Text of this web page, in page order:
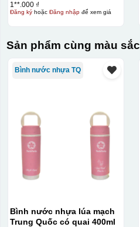
1**.000 ₫
Đăng kýhoặc Đăng nhậpđể xem giá
Sản phẩm cùng màu sắc
Bình nước nhựa TQ
Bình nước nhựa lúa mạch
Trung Quốc có quai 400ml